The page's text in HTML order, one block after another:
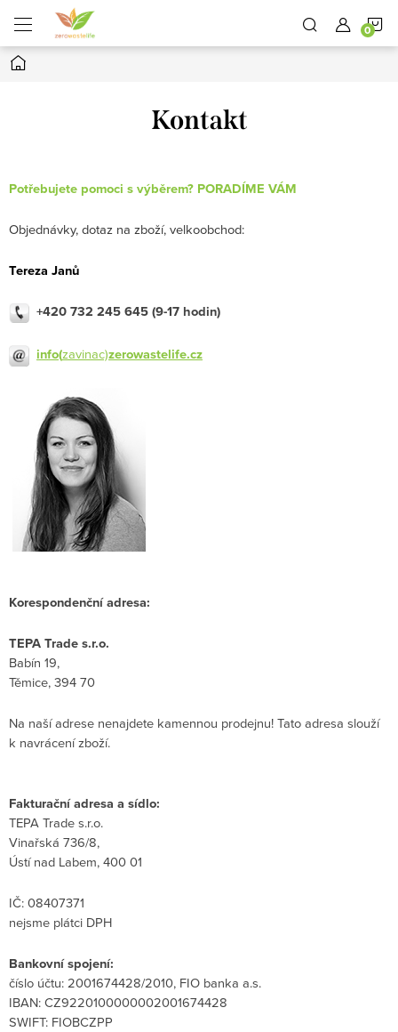
obsah
Domů
Kontakt
Potřebujete pomoci s výběrem? PORADÍME VÁM
Objednávky, dotaz na zboží, velkoobchod:
Tereza Janů
+420 732 245 645 (9-17 hodin)
info(zavinac)zerowastelife.cz
Korespondenční adresa:
TEPA Trade s.r.o.
Babín 19,
Těmice, 394 70
Na naší adrese nenajdete kamennou prodejnu! Tato adresa slouží
k navrácení zboží.
Fakturační adresa a sídlo:
TEPA Trade s.r.o.
Vinařská 736/8,
Ústí nad Labem, 400 01
IČ: 08407371
nejsme plátci DPH
Bankovní spojení:
číslo účtu: 2001674428/2010, FIO banka a.s.
IBAN: CZ9220100000002001674428
SWIFT: FIOBCZPP